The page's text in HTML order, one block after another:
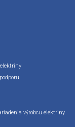
výrobcu elektriny